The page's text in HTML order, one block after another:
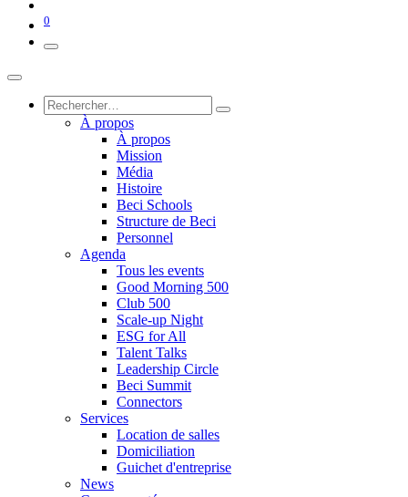
0
À propos
À propos
Mission
Média
Histoire
Beci Schools
Structure de Beci
Personnel
Agenda
Tous les events
Good Morning 500
Club 500
Scale-up Night
ESG for All
Talent Talks
Leadership Circle
Beci Summit
Connectors
Services
Location de salles
Domiciliation
Guichet d'entreprise
News